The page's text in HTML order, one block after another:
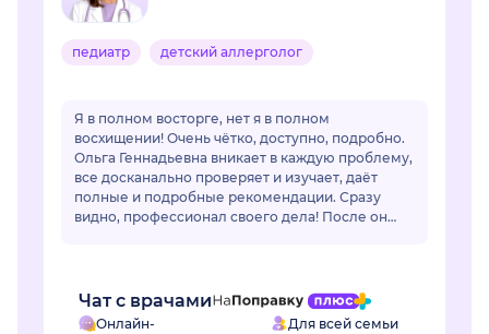
педиатр детский аллерголог
Я в полном восторге, нет я в полном
восхищении! Очень чётко, доступно, подробно.
Ольга Геннадьевна вникает в каждую проблему,
все досканально проверяет и изучает, даёт
полные и подробные рекомендации. Сразу
видно, профессионал своего дела! После он
Чат с врачами
Онлайн-
Для всей семьи